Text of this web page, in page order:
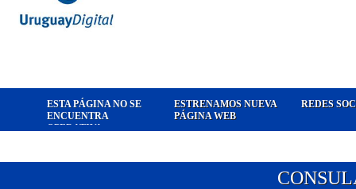
ESTA PÁGINA NO SE
ENCUENTRA
OPERATIVA
ESTRENAMOS NUEVA
PÁGINA WEB
REDES